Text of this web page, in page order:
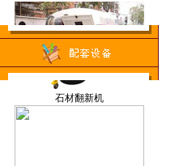
温州管道疏通
石材翻新机